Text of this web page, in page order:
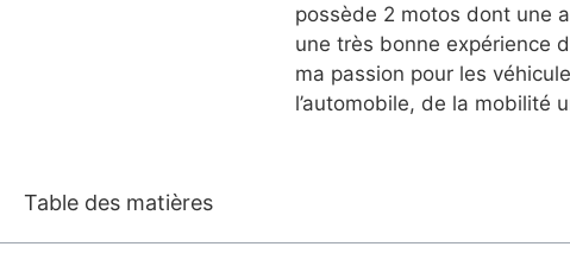
possède 2 motos dont une
une très bonne expérience
ma passion pour les
l’automobile, de la mobilité
Table des matières